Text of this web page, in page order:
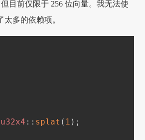
目前仅限于 256 位向量。我无法使
太多的依赖项。
u32x4 :: splat ( 1 ) ;